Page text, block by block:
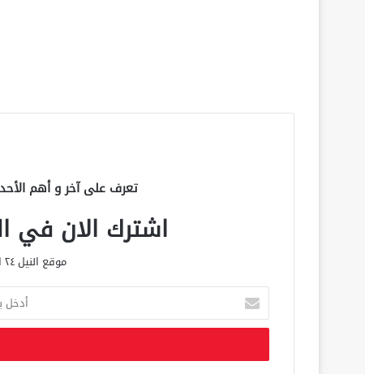
تعرف على آخر و أهم
اشترك الان في
موقع النيل ٢٤ الحصري علي مدار الساعة
خ
ب